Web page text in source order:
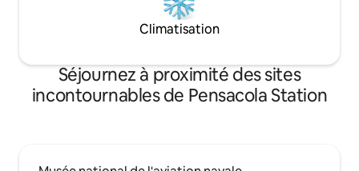
Climatisation
Séjournez à proximité des sites
incontournables de Pensacola Station